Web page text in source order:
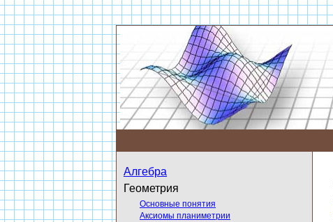
Алгебра
Геометрия
Основные понятия
Аксиомы планиметрии